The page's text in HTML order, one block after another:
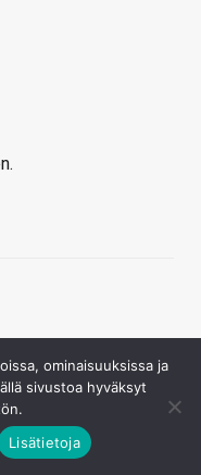
ominaisuuksissa ja
sivustoa hyväksyt
Lisätietoja